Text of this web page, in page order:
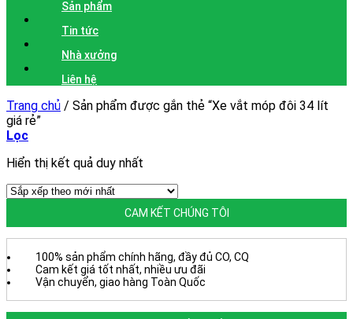
Sản phẩm
Tin tức
Nhà xưởng
Liên hệ
Trang chủ / Sản phẩm được gắn thẻ “Xe vắt móp đôi 34 lít
giá rẻ”
Lọc
Hiển thị kết quả duy nhất
CAM KẾT CHÚNG TÔI
100% sản phẩm chính hãng, đầy đủ CO, CQ
Cam kết giá tốt nhất, nhiều ưu đãi
Vận chuyển, giao hàng Toàn Quốc